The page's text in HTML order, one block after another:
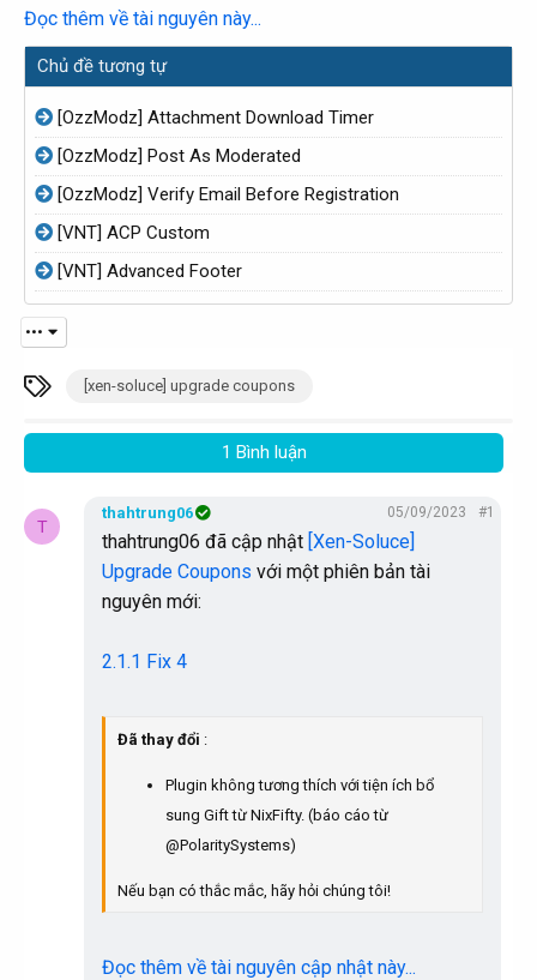
Nâng cấp người dùng có thể áp dụng
Mã giảm giá
Loại phiếu giảm giá:
Phần trăm
Giá trị cố định
Giới hạn người dùng:
Không giới hạn
Giới hạn sử dụng
Xem việc sử dụng (mã giảm giá)
Nhật ký nâng cấp phiếu thưởng
Không...
Đọc thêm về tài nguyên này...
Chủ đề tương tự
[OzzModz] Attachment Download Timer
[OzzModz] Post As Moderated
[OzzModz] Verify Email Before Registration
[VNT] ACP Custom
[VNT] Advanced Footer
•••
h
a
[xen-soluce] upgrade coupons
1 Bình luận
T
thahtrung06 05/09/2023 #1
thahtrung06 đã cập nhật [Xen-Soluce]
Upgrade Coupons với một phiên bản tài
nguyên mới:
2.1.1 Fix 4
Đã thay đổi :
Plugin không tương thích với tiện ích bổ
sung Gift từ NixFifty. (báo cáo từ
@PolaritySystems)
Nếu bạn có thắc mắc, hãy hỏi chúng tôi!
Đọc thêm về tài nguyên cập nhật này...